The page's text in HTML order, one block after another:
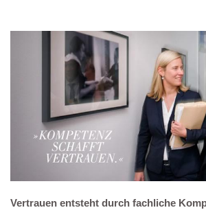
Vertrauen entsteht durch fachliche